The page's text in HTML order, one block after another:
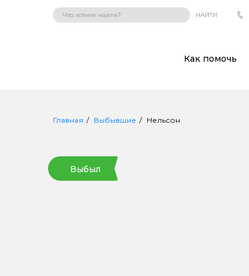
НАЙТИ
Как помочь
Главная Выбывшие Нельсон
Выбыл